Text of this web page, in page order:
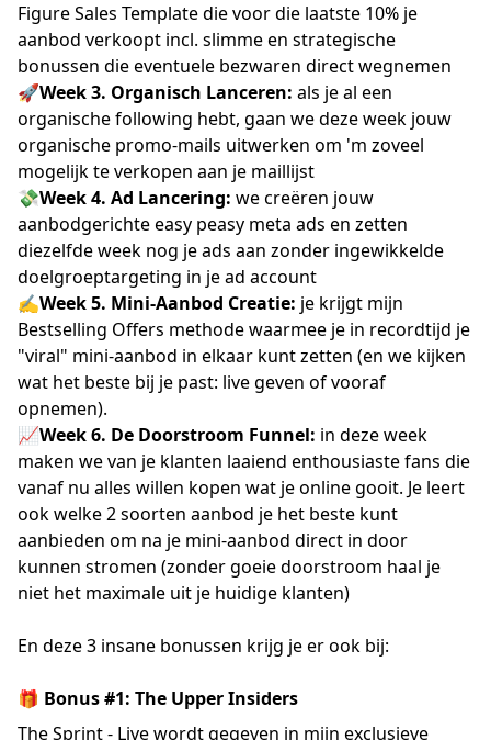
Figure Sales Template die voor die laatste 10% je
aanbod verkoopt incl. slimme en strategische
bonussen die eventuele bezwaren direct wegnemen
🚀Week 3. Organisch Lanceren: als je al een
organische following hebt, gaan we deze week jouw
organische promo-mails uitwerken om 'm zoveel
mogelijk te verkopen aan je maillijst
💸Week 4. Ad Lancering: we creëren jouw
aanbodgerichte easy peasy meta ads en zetten
diezelfde week nog je ads aan zonder ingewikkelde
doelgroeptargeting in je ad account
✍️Week 5. Mini-Aanbod Creatie: je krijgt mijn
Bestselling Offers methode waarmee je in recordtijd je
"viral" mini-aanbod in elkaar kunt zetten (en we kijken
wat het beste bij je past: live geven of vooraf
opnemen).
📈Week 6. De Doorstroom Funnel: in deze week
maken we van je klanten laaiend enthousiaste fans die
vanaf nu alles willen kopen wat je online gooit. Je leert
ook welke 2 soorten aanbod je het beste kunt
aanbieden om na je mini-aanbod direct in door
kunnen stromen (zonder goeie doorstroom haal je
niet het maximale uit je huidige klanten)
En deze 3 insane bonussen krijg je er ook bij:
🎁 Bonus #1: The Upper Insiders
The Sprint - Live wordt gegeven in mijn exclusieve